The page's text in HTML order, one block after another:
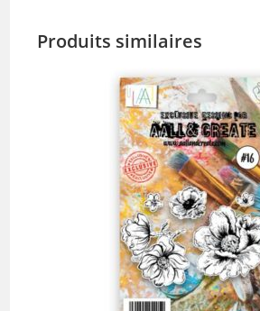
Produits similaires